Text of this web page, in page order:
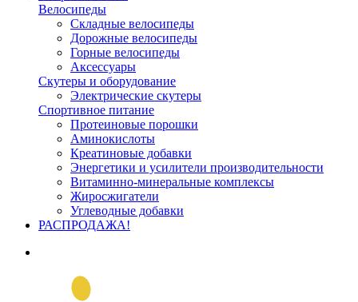
Велосипеды
Складные велосипеды
Дорожные велосипеды
Горные велосипеды
Аксессуары
Скутеры и оборудование
Электрические скутеры
Спортивное питание
Протеиновые порошки
Аминокислоты
Креатиновые добавки
Энергетики и усилители производительности
Витаминно-минеральные комплексы
Жиросжигатели
Углеводные добавки
РАСПРОДАЖА!